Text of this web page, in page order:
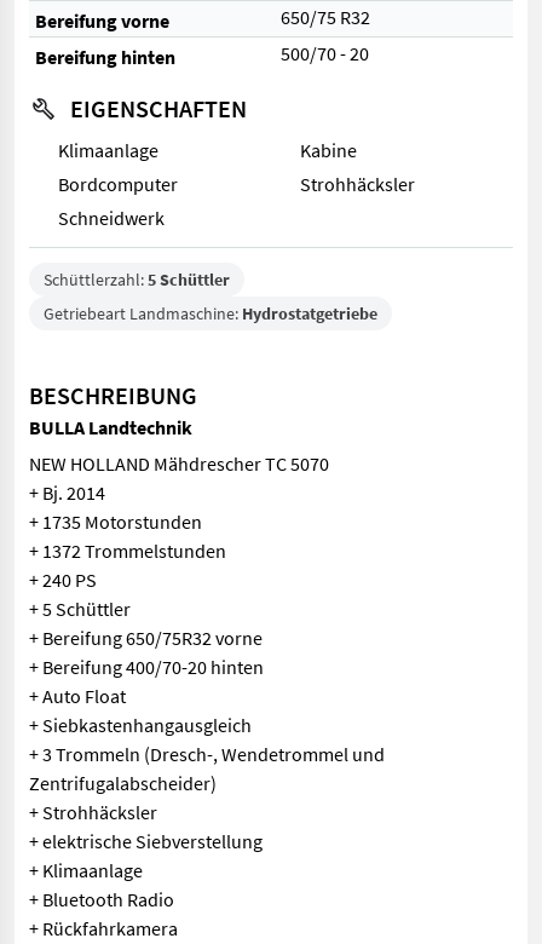
Bereifung vorne
650/75 R32
Bereifung hinten
500/70 - 20
EIGENSCHAFTEN
Klimaanlage
Kabine
Bordcomputer
Strohhäcksler
Schneidwerk
Schüttlerzahl:5 Schüttler
Getriebeart Landmaschine: Hydrostatgetriebe
BESCHREIBUNG
BULLA Landtechnik
NEW HOLLAND Mähdrescher TC 5070
+ Bj. 2014
+ 1735 Motorstunden
+ 1372 Trommelstunden
+ 240 PS
+ 5 Schüttler
+ Bereifung 650/75R32 vorne
+ Bereifung 400/70-20 hinten
+ Auto Float
+ Siebkastenhangausgleich
+ 3 Trommeln (Dresch-, Wendetrommel und
Zentrifugalabscheider)
+ Strohhäcksler
+ elektrische Siebverstellung
+ Klimaanlage
+ Bluetooth Radio
+ Rückfahrkamera